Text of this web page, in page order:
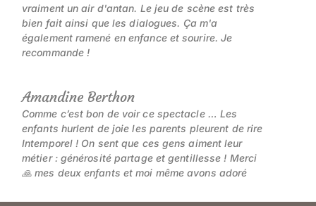
vraiment un air d'antan. Le jeu de scène est très
bien fait ainsi que les dialogues. Ça m'a
également ramené en enfance et sourire. Je
recommande !
Amandine Berthon
Comme c’est bon de voir ce spectacle … Les
enfants hurlent de joie les parents pleurent de rire
Intemporel ! On sent que ces gens aiment leur
métier : générosité partage et gentillesse ! Merci
🙏 mes deux enfants et moi même avons adoré